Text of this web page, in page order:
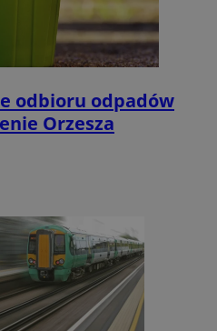
odbioru odpadów
Orzesza